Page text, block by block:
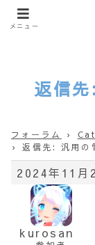
返信
フォーラム ›
›
返信先: 汎用の
2024年11
kurosan
メニュー